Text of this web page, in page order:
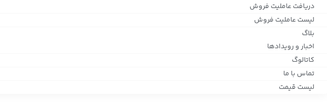
دریافت عاملیت فروش
لیست عاملیت فروش
بلاگ
اخبار و رویدادها
کاتالوگ
تماس با ما
لیست قیمت